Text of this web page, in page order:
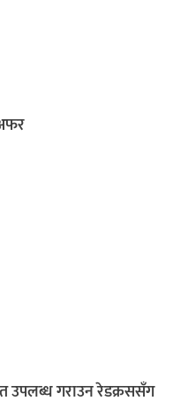
उपलब्ध गराउन रेडक्रससँग